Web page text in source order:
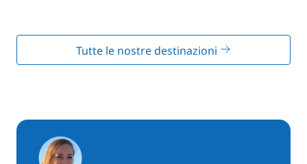
Tutte le nostre destinazioni